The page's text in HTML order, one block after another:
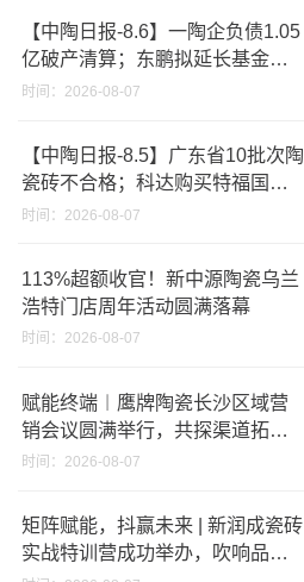
【中陶日报-8.6】一陶企负债1.05
亿破产清算；东鹏拟延长基金投
资期限；工信部开展建陶行业能
时间：2026-08-07
【中陶日报-8.5】广东省10批次陶
瓷砖不合格；科达购买特福国际
股份申请未通过；蒙娜丽莎5千万
破18亿元
时间：2026-08-07
113%超额收官！新中源陶瓷乌兰
浩特门店周年活动圆满落幕
时间：2026-08-07
赋能终端︱鹰牌陶瓷长沙区域营
销会议圆满举行，共探渠道拓展
与门店升级新路径
时间：2026-08-07
矩阵赋能，抖赢未来 | 新润成瓷砖
实战特训营成功举办，吹响品牌